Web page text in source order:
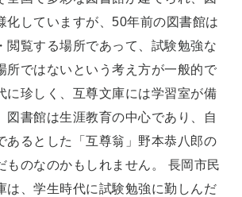
化していますが、50年前の図書館は
閲覧する場所であって、試験勉強な
所ではないという考え方が一般的で
に珍しく、互尊文庫には学習室が備
図書館は生涯教育の中心であり、自
あるとした「互尊翁」野本恭八郎の
ものなのかもしれません。 長岡市民
は、学生時代に試験勉強に勤しんだ